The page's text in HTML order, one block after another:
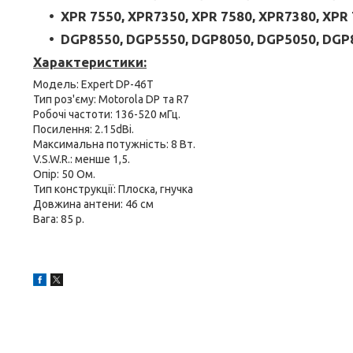
XPR 7550, XPR7350, XPR 7580, XPR7380, XPR
DGP8550, DGP5550, DGP8050, DGP5050,
Характеристики:
Модель: Expert DP-46T
Тип роз'єму: Motorola DP та R7
Робочі частоти: 136-520 мГц.
Посилення: 2.15dBi.
Максимальна потужність: 8 Вт.
V.S.W.R.: менше 1,5.
Опір: 50 Ом.
Тип конструкції: Плоска, гнучка
Довжина антени: 46 см
Вага: 85 р.